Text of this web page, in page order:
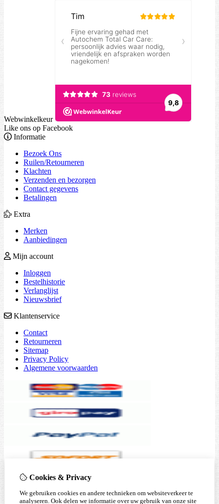
Webwinkelkeur
Like ons op Facebook
Informatie
Bezoek Ons
Ruilen/Retourneren
Klachten
Verzenden en bezorgen
Contact gegevens
Betalingen
Extra
Merken
Aanbiedingen
Mijn account
Inloggen
Bestelhistorie
Verlanglijst
Nieuwsbrief
Klantenservice
Contact
Retourneren
Sitemap
Privacy Policy
Algemene voorwaarden
Cookies & Privacy
We gebruiken cookies en andere technieken om websiteverkeer te
analyseren. Ook delen we informatie over uw gebruik van onze site